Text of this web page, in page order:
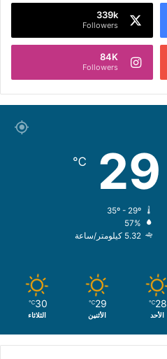
339k
Followers
84K
Followers
29
℃
57%
5.32 كيلومتر/ساعة
28
℃
الأحد
29
℃
الأثنين
30
℃
الثلاثاء